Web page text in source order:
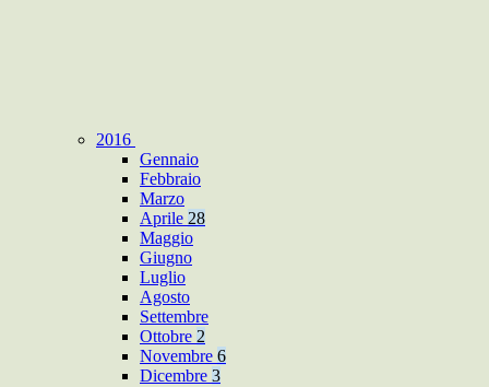
2016
Gennaio
Febbraio
Marzo
Aprile 28
Maggio
Giugno
Luglio
Agosto
Settembre
Ottobre 2
Novembre 6
Dicembre 3